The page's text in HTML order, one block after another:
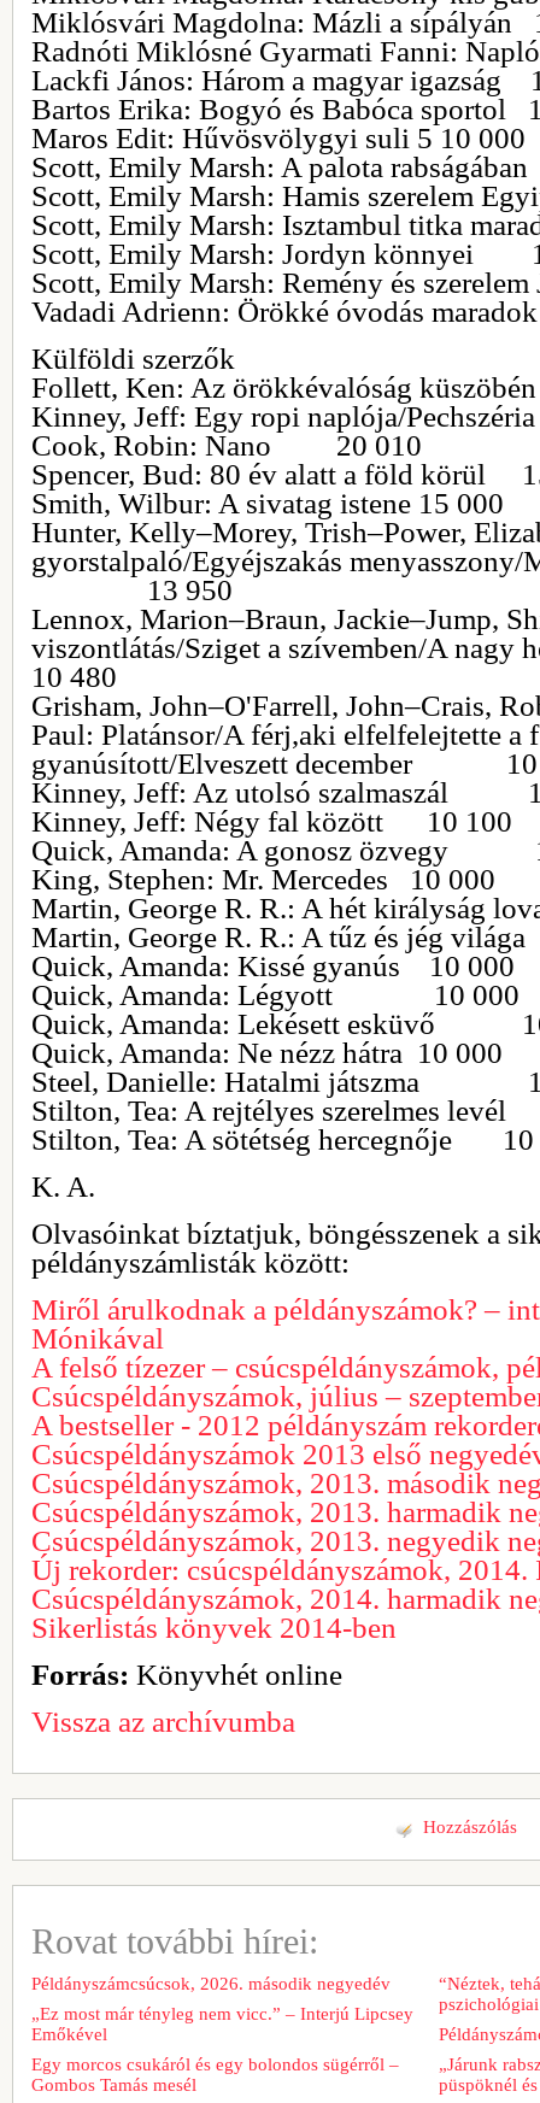
Miklósvári Magdolna: Mázli a sípályán
Radnóti Miklósné Gyarmati Fanni:
Lackfi János: Három a magyar igazság
Bartos Erika: Bogyó és Babóca sportol
Maros Edit: Hűvösvölygyi suli 5 10 000
Scott, Emily Marsh: A palota
Scott, Emily Marsh: Hamis szerelem
Scott, Emily Marsh: Isztambul titka
Scott, Emily Marsh: Jordyn könnyei
Scott, Emily Marsh: Remény és
Vadadi Adrienn: Örökké óvodás
Külföldi szerzők
Follett, Ken: Az örökkévalóság
Kinney, Jeff: Egy ropi naplója/
Cook, Robin: Nano 20 010
Spencer, Bud: 80 év alatt a föld körül
Smith, Wilbur: A sivatag istene 15 000
Hunter, Kelly–Morey, Trish–Power,
gyorstalpaló/Egyéjszakás menyasszony/
13 950
Lennox, Marion–Braun, Jackie–Jump,
viszontlátás/Sziget a szívemben/A
10 480
Grisham, John–O'Farrell, John–Crais,
Paul: Platánsor/A férj,aki elfelfelejtette a
gyanúsított/Elveszett december 10
Kinney, Jeff: Az utolsó szalmaszál
Kinney, Jeff: Négy fal között 10 100
Quick, Amanda: A gonosz özvegy
King, Stephen: Mr. Mercedes 10 000
Martin, George R. R.: A hét királyság
Martin, George R. R.: A tűz és jég
Quick, Amanda: Kissé gyanús 10 000
Quick, Amanda: Légyott 10 000
Quick, Amanda: Lekésett esküvő
Quick, Amanda: Ne nézz hátra 10 000
Steel, Danielle: Hatalmi játszma
Stilton, Tea: A rejtélyes szerelmes
Stilton, Tea: A sötétség hercegnője 10
K. A.
Olvasóinkat bíztatjuk, böngésszenek a
példányszámlisták között:
Miről árulkodnak a példányszámok? –
Mónikával
A felső tízezer – csúcspéldányszámok,
Csúcspéldányszámok, július –
A bestseller - 2012 példányszám
Csúcspéldányszámok 2013 első
Csúcspéldányszámok, 2013. második
Csúcspéldányszámok, 2013. harmadik
Csúcspéldányszámok, 2013. negyedik
Új rekorder: csúcspéldányszámok, 2014.
Csúcspéldányszámok, 2014. harmadik
Sikerlistás könyvek 2014-ben
Forrás: Könyvhét online
Vissza az archívumba
Hozzászólás
Rovat további hírei:
Példányszámcsúcsok, 2026. második negyedév
„Ez most már tényleg nem vicc.” – Interjú Lipcsey
Emőkével
Egy morcos csukáról és egy bolondos sügérről –
Gombos Tamás mesél
“Néztek,
„Járunk
püspöknél